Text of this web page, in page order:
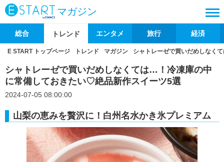
マガジン
総合 トレンド エンタメ 旅行 経済
E START トップページ トレンド マガジン シャトレーゼで買いだめしなく
シャトレーゼで買いだめしなくては…！冷凍庫の中
に常備しておきたい♡絶品新作スイーツ5選
2024-07-05 08:00:00
山梨の恵みを贅沢に！白州名水かき氷プレミアム